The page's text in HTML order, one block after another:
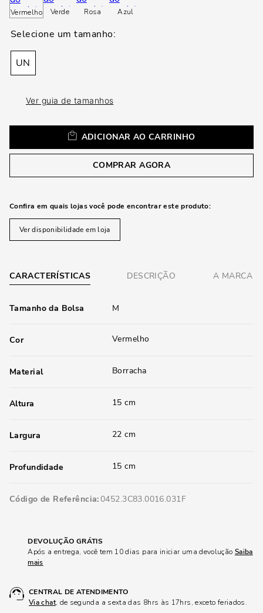
Vermelho Verde Rosa Azul
UN
Ver guia de tamanhos
ADICIONAR AO CARRINHO
COMPRAR AGORA
Confira em quais lojas você pode encontrar este produto:
Ver disponibilidade em loja
CARACTERÍSTICAS DESCRIÇÃO A MARCA
Tamanho da Bolsa M
Cor Vermelho
Material Borracha
Altura 15 cm
Largura 22 cm
Profundidade 15 cm
Código de Referência 0452.3C83.0016.031F
DEVOLUÇÃO GRÁTIS
Após a entrega, você tem 10 dias para iniciar uma devolução Saiba
mais
CENTRAL DE ATENDIMENTO
Via chat, de segunda a sexta das 8hrs às 17hrs, exceto feriados.